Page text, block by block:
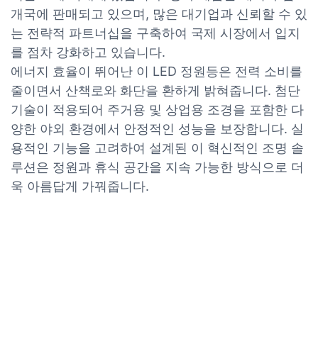
개국에 판매되고 있으며, 많은 대기업과 신뢰할 수 있
는 전략적 파트너십을 구축하여 국제 시장에서 입지
를 점차 강화하고 있습니다.
에너지 효율이 뛰어난 이 LED 정원등은 전력 소비를
줄이면서 산책로와 화단을 환하게 밝혀줍니다. 첨단
기술이 적용되어 주거용 및 상업용 조경을 포함한 다
양한 야외 환경에서 안정적인 성능을 보장합니다. 실
용적인 기능을 고려하여 설계된 이 혁신적인 조명 솔
루션은 정원과 휴식 공간을 지속 가능한 방식으로 더
욱 아름답게 가꿔줍니다.